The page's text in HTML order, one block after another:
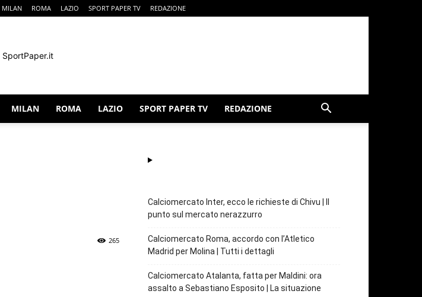
MILAN ROMA LAZIO SPORT PAPER TV REDAZIONE
MILAN ROMA LAZIO SPORT PAPER TV REDAZIONE
265
Calciomercato Inter, ecco le richieste di Chivu | Il
punto sul mercato nerazzurro
Calciomercato Roma, accordo con l’Atletico
Madrid per Molina | Tutti i dettagli
Calciomercato Atalanta, fatta per Maldini: ora
assalto a Sebastiano Esposito | La situazione